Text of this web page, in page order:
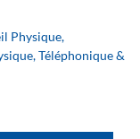
Physique,
Téléphonique &